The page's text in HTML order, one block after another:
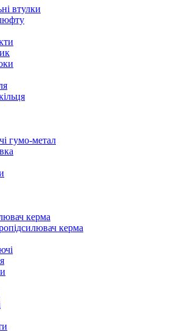
втулки
гумо-метал
керма
керма